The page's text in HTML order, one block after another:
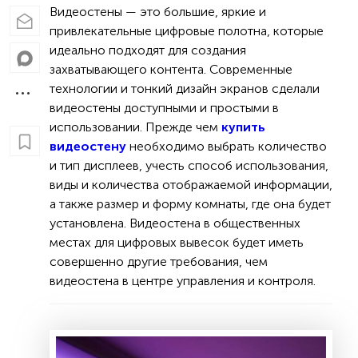
Видеостены — это большие, яркие и
привлекательные цифровые полотна, которые
идеально подходят для создания
захватывающего контента. Современные
технологии и тонкий дизайн экранов сделали
видеостены доступными и простыми в
использовании. Прежде чем купить
видеостену необходимо выбрать количество
и тип дисплеев, учесть способ использования,
виды и количества отображаемой информации,
а также размер и форму комнаты, где она будет
установлена. Видеостена в общественных
местах для цифровых вывесок будет иметь
совершенно другие требования, чем
видеостена в центре управления и контроля.